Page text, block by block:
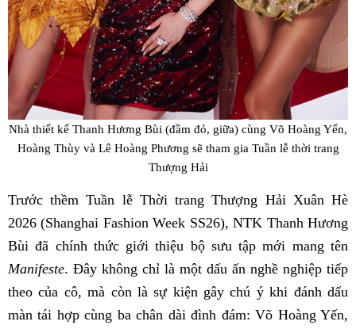
Nhà thiết kế Thanh Hương Bùi (đầm đỏ, giữa) cùng Võ Hoàng Yến,
Hoàng Thùy và Lê Hoàng Phương sẽ tham gia Tuần lễ thời trang
Thượng Hải
Trước thềm Tuần lễ Thời trang Thượng Hải Xuân Hè
2026 (Shanghai Fashion Week SS26), NTK Thanh Hương
Bùi đã chính thức giới thiệu bộ sưu tập mới mang tên
Manifeste. Đây không chỉ là một dấu ấn nghề nghiệp tiếp
theo của cô, mà còn là sự kiện gây chú ý khi đánh dấu
màn tái hợp cùng ba chân dài đình đám: Võ Hoàng Yến,